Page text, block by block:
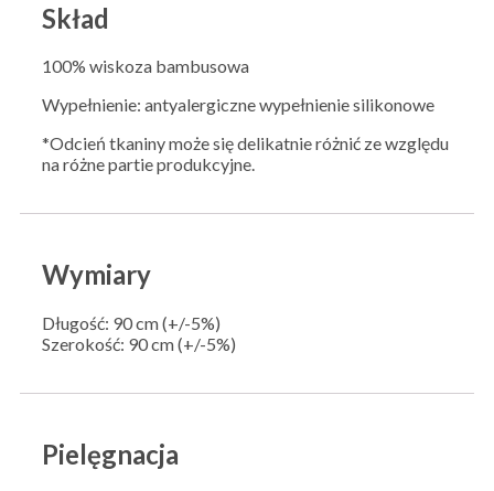
Skład
100% wiskoza bambusowa
Wypełnienie: antyalergiczne wypełnienie silikonowe
*Odcień tkaniny może się delikatnie różnić ze względu
na różne partie produkcyjne.
Wymiary
Długość: 90 cm (+/-5%)
Szerokość: 90 cm (+/-5%)
Pielęgnacja